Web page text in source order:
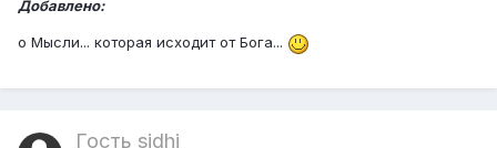
Добавлено:
о Мысли... которая исходит от Бога...
Гость sidhi